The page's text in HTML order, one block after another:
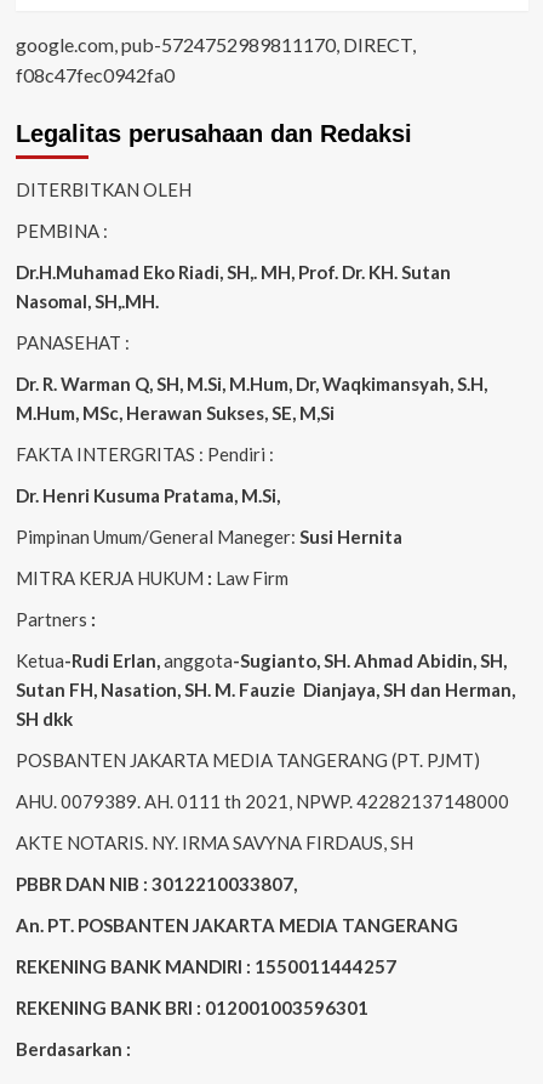
google.com, pub-5724752989811170, DIRECT,
f08c47fec0942fa0
Legalitas perusahaan dan Redaksi
DITERBITKAN OLEH
PEMBINA :
Dr.H.Muhamad Eko Riadi, SH,. MH, Prof. Dr. KH. Sutan
Nasomal, SH,.MH.
PANASEHAT :
Dr. R. Warman Q, SH, M.Si, M.Hum, Dr, Waqkimansyah, S.H,
M.Hum, MSc, Herawan Sukses, SE, M,Si
FAKTA INTERGRITAS : Pendiri :
Dr. Henri Kusuma Pratama, M.Si,
Pimpinan Umum/General Maneger: Susi Hernita
MITRA KERJA HUKUM : Law Firm
Partners :
Ketua-Rudi Erlan,anggota-Sugianto, SH. Ahmad Abidin, SH,
Sutan FH, Nasation, SH. M. Fauzie Dianjaya, SH dan Herman,
SH dkk
POSBANTEN JAKARTA MEDIA TANGERANG (PT. PJMT)
AHU. 0079389. AH. 0111 th 2021, NPWP. 42282137148000
AKTE NOTARIS. NY. IRMA SAVYNA FIRDAUS, SH
PBBR DAN NIB : 3012210033807,
An. PT. POSBANTEN JAKARTA MEDIA TANGERANG
REKENING BANK MANDIRI : 1550011444257
REKENING BANK BRI : 012001003596301
Berdasarkan :